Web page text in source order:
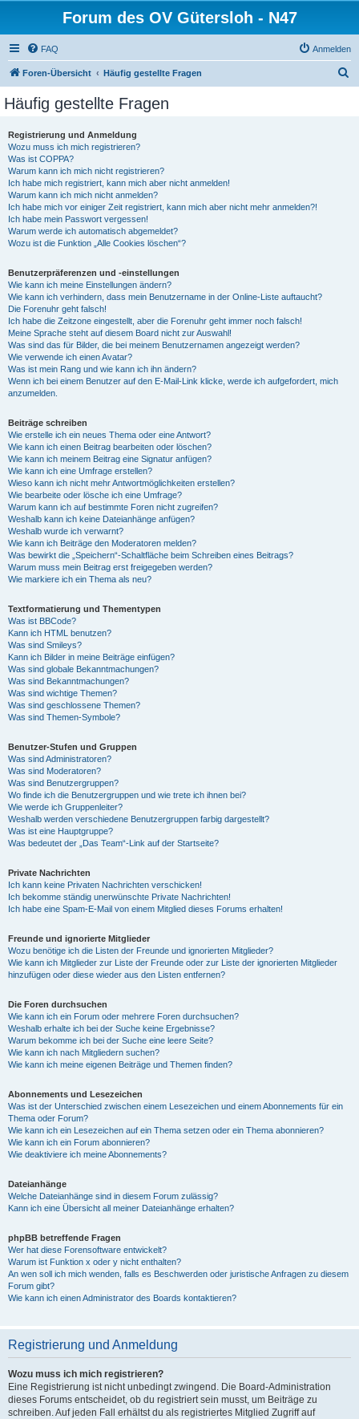
Forum des OV Gütersloh - N47
FAQ Anmelden
Foren-Übersicht Häufig gestellte Fragen
Häufig gestellte Fragen
Registrierung und Anmeldung
Wozu muss ich mich registrieren?
Was ist COPPA?
Warum kann ich mich nicht registrieren?
Ich habe mich registriert, kann mich aber nicht anmelden!
Warum kann ich mich nicht anmelden?
Ich habe mich vor einiger Zeit registriert, kann mich aber nicht mehr anmelden?!
Ich habe mein Passwort vergessen!
Warum werde ich automatisch abgemeldet?
Wozu ist die Funktion „Alle Cookies löschen“?
Benutzerpräferenzen und -einstellungen
Wie kann ich meine Einstellungen ändern?
Wie kann ich verhindern, dass mein Benutzername in der Online-Liste auftaucht?
Die Forenuhr geht falsch!
Ich habe die Zeitzone eingestellt, aber die Forenuhr geht immer noch falsch!
Meine Sprache steht auf diesem Board nicht zur Auswahl!
Was sind das für Bilder, die bei meinem Benutzernamen angezeigt werden?
Wie verwende ich einen Avatar?
Was ist mein Rang und wie kann ich ihn ändern?
Wenn ich bei einem Benutzer auf den E-Mail-Link klicke, werde ich aufgefordert, mich
anzumelden.
Beiträge schreiben
Wie erstelle ich ein neues Thema oder eine Antwort?
Wie kann ich einen Beitrag bearbeiten oder löschen?
Wie kann ich meinem Beitrag eine Signatur anfügen?
Wie kann ich eine Umfrage erstellen?
Wieso kann ich nicht mehr Antwortmöglichkeiten erstellen?
Wie bearbeite oder lösche ich eine Umfrage?
Warum kann ich auf bestimmte Foren nicht zugreifen?
Weshalb kann ich keine Dateianhänge anfügen?
Weshalb wurde ich verwarnt?
Wie kann ich Beiträge den Moderatoren melden?
Was bewirkt die „Speichern“-Schaltfläche beim Schreiben eines Beitrags?
Warum muss mein Beitrag erst freigegeben werden?
Wie markiere ich ein Thema als neu?
Textformatierung und Thementypen
Was ist BBCode?
Kann ich HTML benutzen?
Was sind Smileys?
Kann ich Bilder in meine Beiträge einfügen?
Was sind globale Bekanntmachungen?
Was sind Bekanntmachungen?
Was sind wichtige Themen?
Was sind geschlossene Themen?
Was sind Themen-Symbole?
Benutzer-Stufen und Gruppen
Was sind Administratoren?
Was sind Moderatoren?
Was sind Benutzergruppen?
Wo finde ich die Benutzergruppen und wie trete ich ihnen bei?
Wie werde ich Gruppenleiter?
Weshalb werden verschiedene Benutzergruppen farbig dargestellt?
Was ist eine Hauptgruppe?
Was bedeutet der „Das Team“-Link auf der Startseite?
Private Nachrichten
Ich kann keine Privaten Nachrichten verschicken!
Ich bekomme ständig unerwünschte Private Nachrichten!
Ich habe eine Spam-E-Mail von einem Mitglied dieses Forums erhalten!
Freunde und ignorierte Mitglieder
Wozu benötige ich die Listen der Freunde und ignorierten Mitglieder?
Wie kann ich Mitglieder zur Liste der Freunde oder zur Liste der ignorierten Mitglieder
hinzufügen oder diese wieder aus den Listen entfernen?
Die Foren durchsuchen
Wie kann ich ein Forum oder mehrere Foren durchsuchen?
Weshalb erhalte ich bei der Suche keine Ergebnisse?
Warum bekomme ich bei der Suche eine leere Seite?
Wie kann ich nach Mitgliedern suchen?
Wie kann ich meine eigenen Beiträge und Themen finden?
Abonnements und Lesezeichen
Was ist der Unterschied zwischen einem Lesezeichen und einem Abonnements für ein
Thema oder Forum?
Wie kann ich ein Lesezeichen auf ein Thema setzen oder ein Thema abonnieren?
Wie kann ich ein Forum abonnieren?
Wie deaktiviere ich meine Abonnements?
Dateianhänge
Welche Dateianhänge sind in diesem Forum zulässig?
Kann ich eine Übersicht all meiner Dateianhänge erhalten?
phpBB betreffende Fragen
Wer hat diese Forensoftware entwickelt?
Warum ist Funktion x oder y nicht enthalten?
An wen soll ich mich wenden, falls es Beschwerden oder juristische Anfragen zu diesem
Forum gibt?
Wie kann ich einen Administrator des Boards kontaktieren?
Registrierung und Anmeldung
Wozu muss ich mich registrieren?
Eine Registrierung ist nicht unbedingt zwingend. Die Board-Administration
dieses Forums entscheidet, ob du registriert sein musst, um Beiträge zu
schreiben. Auf jeden Fall erhältst du als registriertes Mitglied Zugriff auf